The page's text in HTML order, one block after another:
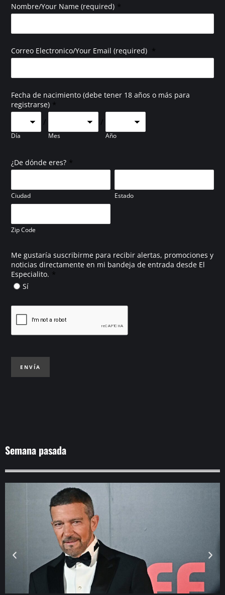
Nombre/Your Name (required) *
Correo Electronico/Your Email (required) *
Fecha de nacimiento (debe tener 18 años o más para
registrarse) *
Día
/
Mes
/
Año
¿De dónde eres? *
Ciudad Estado
Zip Code
Me gustaría suscribirme para recibir alertas, promociones y
noticias directamente en mi bandeja de entrada desde El
Especialito. *
Sí
ENVÍA
Semana pasada